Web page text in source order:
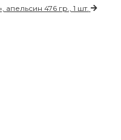
476 гр., 1 шт.